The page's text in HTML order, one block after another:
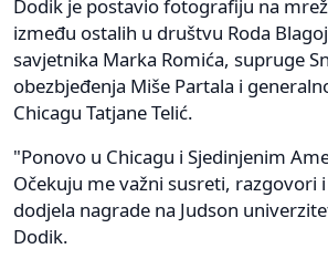
Dodik je postavio fotografiju na
između ostalih u društvu Roda
savjetnika Marka Romića, supruge
obezbjeđenja Miše Partala i
Chicagu Tatjane Telić.
"Ponovo u Chicagu i Sjedinjenim
Očekuju me važni susreti, razgovori
dodjela nagrade na Judson
Dodik.